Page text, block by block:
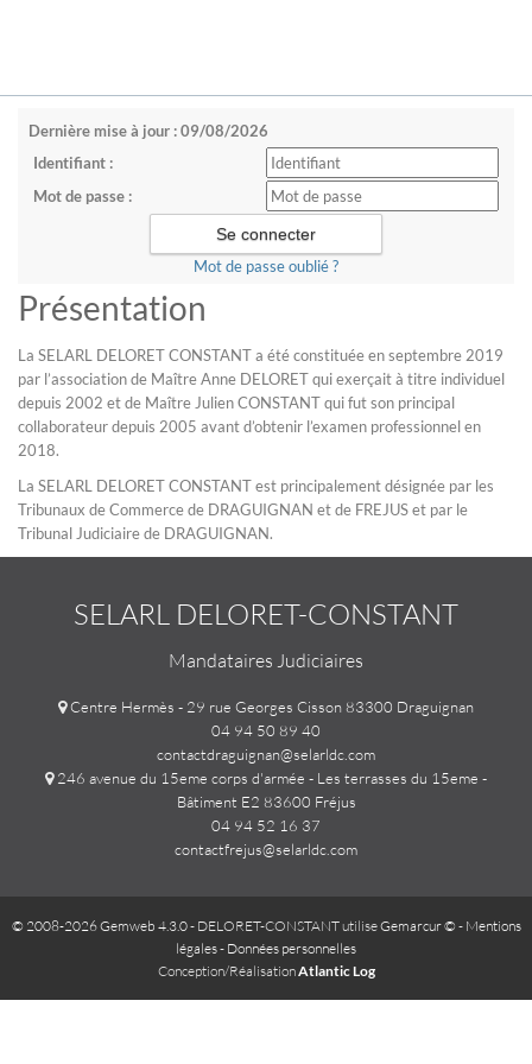
Dernière mise à jour : 09/08/2026
Identifiant :
Mot de passe :
Mot de passe oublié ?
Présentation
La SELARL DELORET CONSTANT a été constituée en septembre 2019
par l’association de Maître Anne DELORET qui exerçait à titre individuel
depuis 2002 et de Maître Julien CONSTANT qui fut son principal
collaborateur depuis 2005 avant d’obtenir l’examen professionnel en
2018.
La SELARL DELORET CONSTANT est principalement désignée par les
Tribunaux de Commerce de DRAGUIGNAN et de FREJUS et par le
Tribunal Judiciaire de DRAGUIGNAN.
SELARL DELORET-CONSTANT
Mandataires Judiciaires
Centre Hermès - 29 rue Georges Cisson 83300 Draguignan
04 94 50 89 40
contactdraguignan@selarldc.com
246 avenue du 15eme corps d'armée - Les terrasses du 15eme -
Bâtiment E2 83600 Fréjus
04 94 52 16 37
contactfrejus@selarldc.com
© 2008-2026 Gemweb 4.3.0- DELORET-CONSTANT utiliseGemarcur © - Mentions
légales- Données personnelles
Conception/RéalisationAtlantic Log